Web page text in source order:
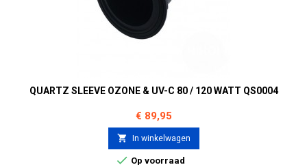
QUARTZ SLEEVE OZONE & UV-C 80 / 120 WATT QS0004
Prijs
€ 89,95
 In winkelwagen
 Op voorraad